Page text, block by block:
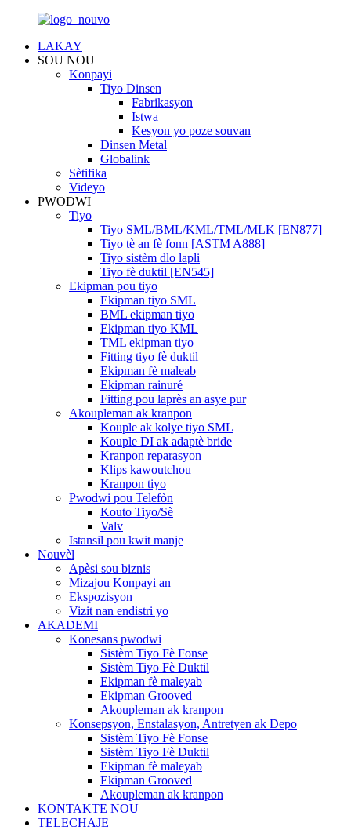
LAKAY
SOU NOU
Konpayi
Tiyo Dinsen
Fabrikasyon
Istwa
Kesyon yo poze souvan
Dinsen Metal
Globalink
Sètifika
Videyo
PWODWI
Tiyo
Tiyo SML/BML/KML/TML/MLK [EN877]
Tiyo tè an fè fonn [ASTM A888]
Tiyo sistèm dlo lapli
Tiyo fè duktil [EN545]
Ekipman pou tiyo
Ekipman tiyo SML
BML ekipman tiyo
Ekipman tiyo KML
TML ekipman tiyo
Fitting tiyo fè duktil
Ekipman fè maleab
Ekipman rainuré
Fitting pou laprès an asye pur
Akoupleman ak kranpon
Kouple ak kolye tiyo SML
Kouple DI ak adaptè bride
Kranpon reparasyon
Klips kawoutchou
Kranpon tiyo
Pwodwi pou Telefòn
Kouto Tiyo/Sè
Valv
Istansil pou kwit manje
Nouvèl
Apèsi sou biznis
Mizajou Konpayi an
Ekspozisyon
Vizit nan endistri yo
AKADEMI
Konesans pwodwi
Sistèm Tiyo Fè Fonse
Sistèm Tiyo Fè Duktil
Ekipman fè maleyab
Ekipman Grooved
Akoupleman ak kranpon
Konsepsyon, Enstalasyon, Antretyen ak Depo
Sistèm Tiyo Fè Fonse
Sistèm Tiyo Fè Duktil
Ekipman fè maleyab
Ekipman Grooved
Akoupleman ak kranpon
KONTAKTE NOU
TELECHAJE